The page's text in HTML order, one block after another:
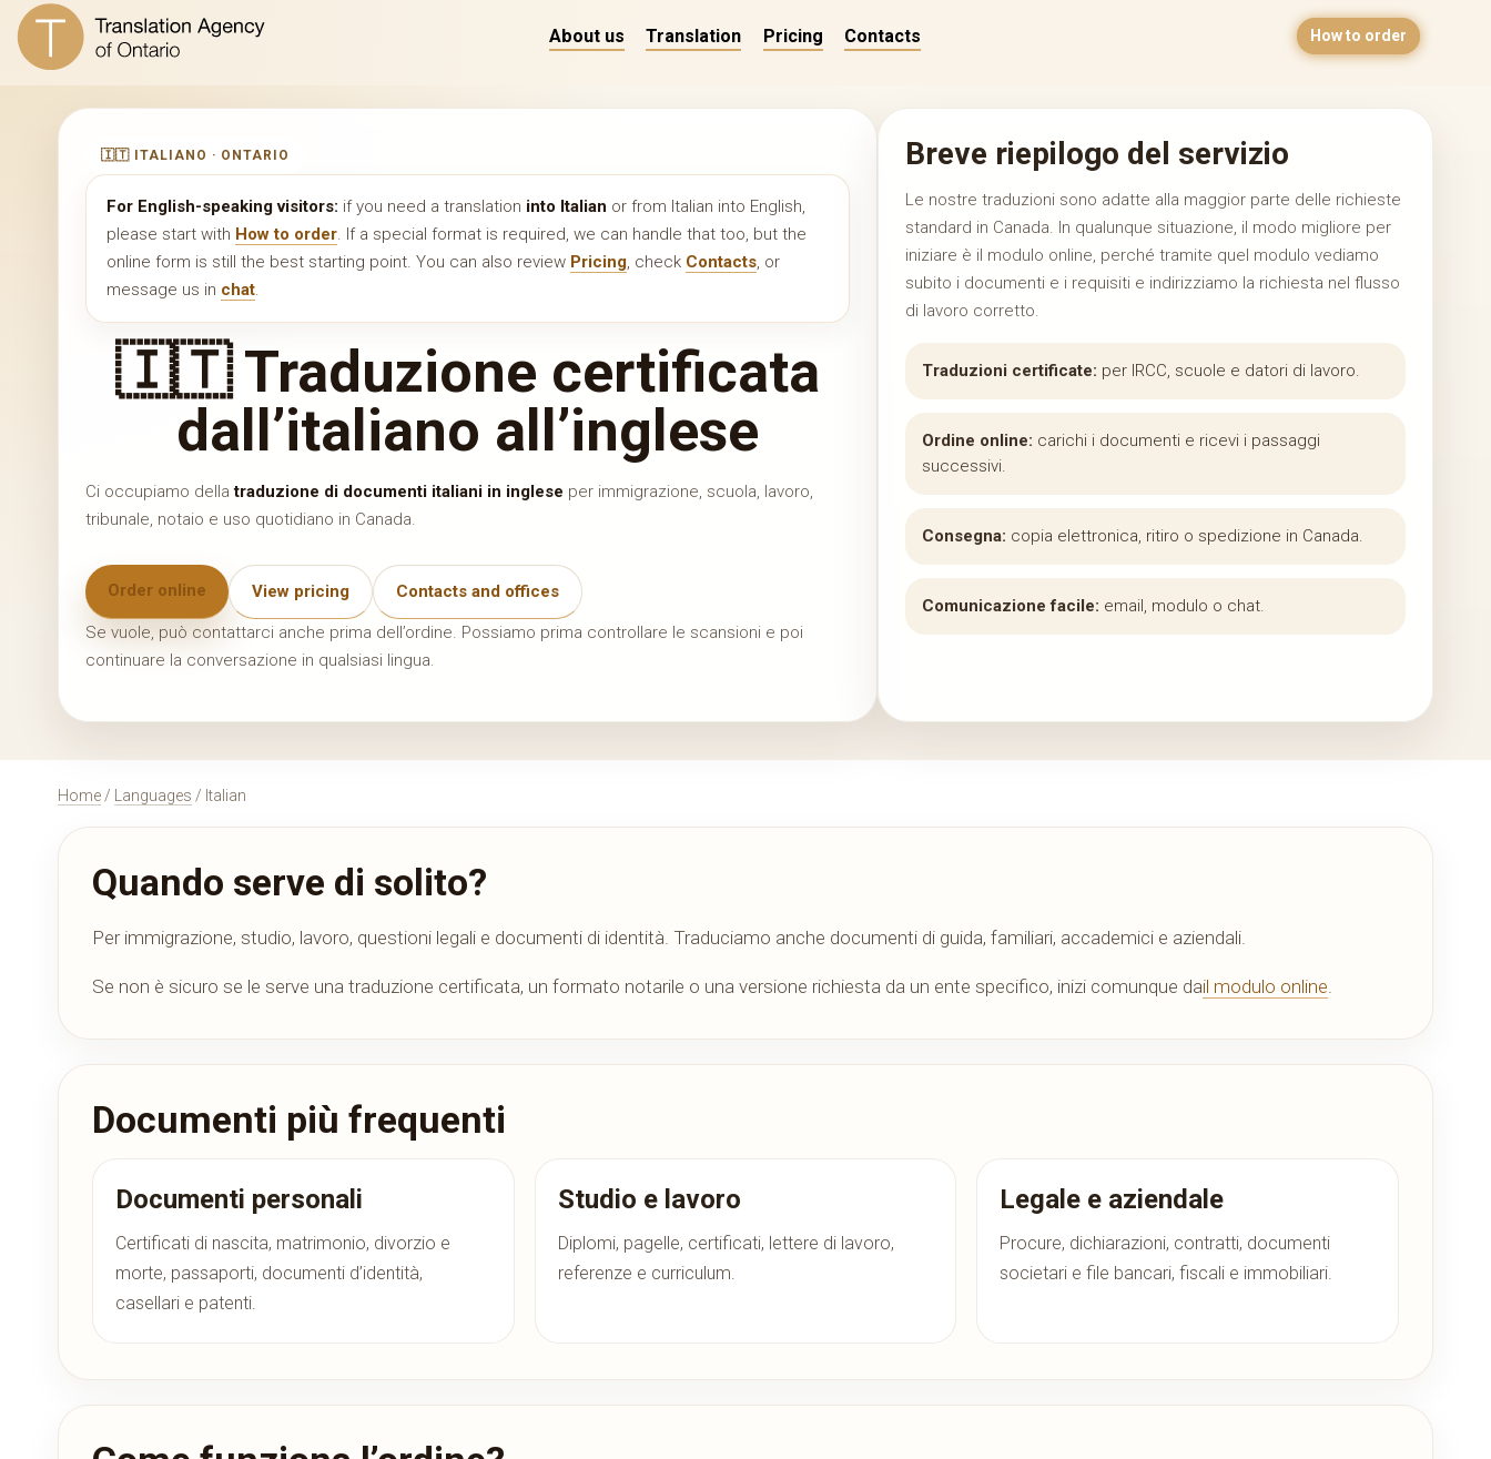
How to order
About us Translation Pricing Contacts
🇮🇹 ITALIANO · ONTARIO
For English-speaking visitors: if you need a translation into Italian or from Italian into English,
please start with How to order. If a special format is required, we can handle that too, but the
online form is still the best starting point. You can also review Pricing, check Contacts, or
message us in chat.
🇮🇹 Traduzione certificata
dall’italiano all’inglese
Ci occupiamo dellatraduzione di documenti italiani in inglese per immigrazione, scuola, lavoro,
tribunale, notaio e uso quotidiano in Canada.
Order online View pricing Contacts and offices
Se vuole, può contattarci anche prima dell’ordine. Possiamo prima controllare le scansioni e poi
continuare la conversazione in qualsiasi lingua.
Breve riepilogo del servizio
Le nostre traduzioni sono adatte alla maggior parte delle richieste
standard in Canada. In qualunque situazione, il modo migliore per
iniziare è il modulo online, perché tramite quel modulo vediamo
subito i documenti e i requisiti e indirizziamo la richiesta nel flusso
di lavoro corretto.
Traduzioni certificate: per IRCC, scuole e datori di lavoro.
Ordine online: carichi i documenti e ricevi i passaggi
successivi.
Consegna: copia elettronica, ritiro o spedizione in Canada.
Comunicazione facile: email, modulo o chat.
Home / Languages / Italian
Quando serve di solito?
Per immigrazione, studio, lavoro, questioni legali e documenti di identità. Traduciamo anche documenti di guida, familiari, accademici e aziendali.
Se non è sicuro se le serve una traduzione certificata, un formato notarile o una versione richiesta da un ente specifico, inizi comunque dail modulo online
Documenti più frequenti
Documenti personali
Certificati di nascita, matrimonio, divorzio e
morte, passaporti, documenti d’identità,
casellari e patenti.
Studio e lavoro
Diplomi, pagelle, certificati, lettere di lavoro,
referenze e curriculum.
Legale e aziendale
Procure, dichiarazioni, contratti, documenti
societari e file bancari, fiscali e immobiliari.